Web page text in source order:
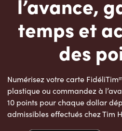
l’avance,
temps et
des
Numérisez votre carte
plastique ou commandez à
10 points pour chaque dollar
admissibles effectués chez Tim